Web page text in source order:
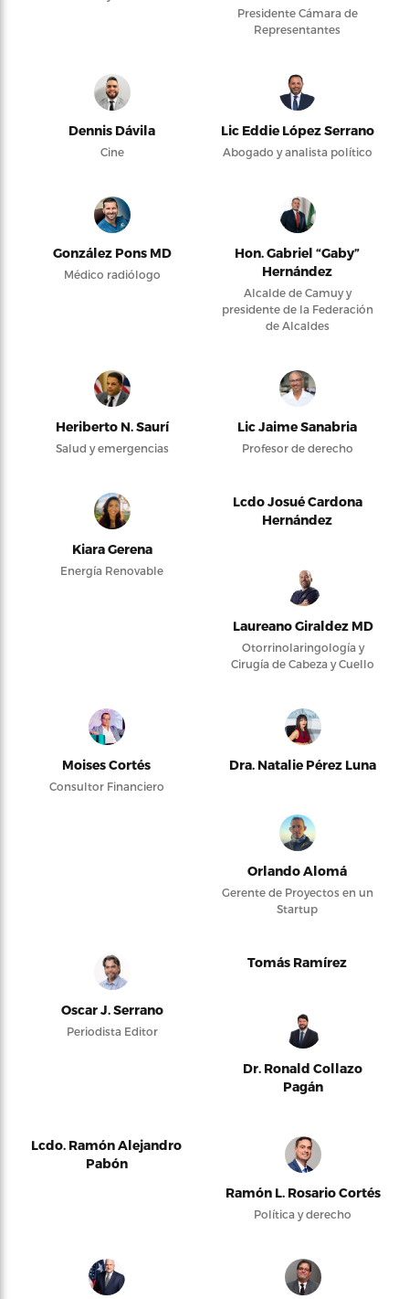
Presidente Cámara de
Representantes
Dennis Dávila
Cine
Lic Eddie López Serrano
Abogado y analista político
González Pons MD
Médico radiólogo
Hon. Gabriel “Gaby”
Hernández
Alcalde de Camuy y
presidente de la Federación
de Alcaldes
Heriberto N. Saurí
Salud y emergencias
Lic Jaime Sanabria
Profesor de derecho
Kiara Gerena
Energía Renovable
Lcdo Josué Cardona
Hernández
Laureano Giraldez MD
Otorrinolaringología y
Cirugía de Cabeza y Cuello
Moises Cortés
Consultor Financiero
Dra. Natalie Pérez Luna
Orlando Alomá
Gerente de Proyectos en un
Startup
Oscar J. Serrano
Periodista Editor
Tomás Ramírez
Dr. Ronald Collazo
Pagán
Lcdo. Ramón Alejandro
Pabón
Ramón L. Rosario Cortés
Política y derecho